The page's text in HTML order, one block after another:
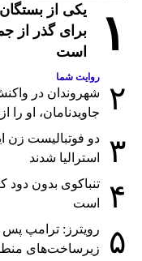
۱
یکی از
برای گذر از
است
۲
روایت شما
شهروندان در
جاویدنامان، او را
۳
استرالیا شدند
۴
تنباکوی بدون دود
است
۵
رویترز: ترامپ پس
زیرساخت‌های